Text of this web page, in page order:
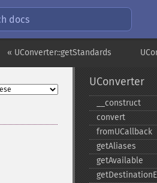
docs
« UConverter::getStandards
UConverter
_​_​construct
convert
fromUCallback
getAliases
getAvailable